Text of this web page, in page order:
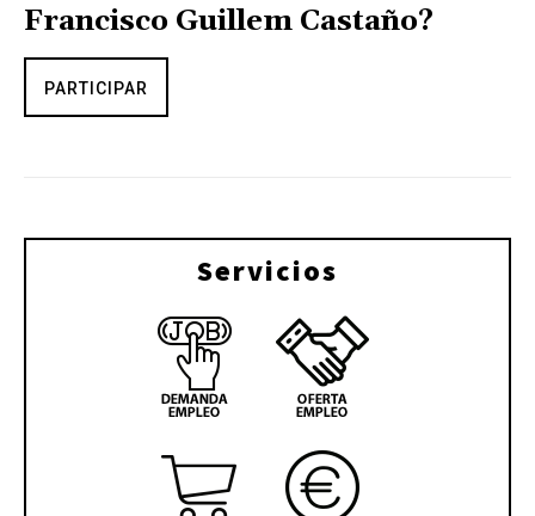
Francisco Guillem Castaño?
PARTICIPAR
Servicios